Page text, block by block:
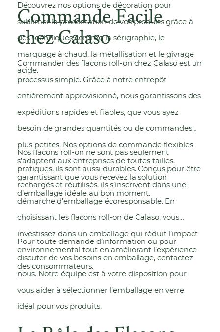
Découvrez nos options de décoration pour
sublimer la présentation de vos produits grâce à
des techniques comme la sérigraphie, le
marquage à chaud, la métallisation et le givrage
acide.
Commande Facile
chez Calaso
Commander des flacons roll-on chez Calaso est un
processus simple. Grâce à notre entrepôt
entièrement approvisionné, nous garantissons des
expéditions rapides et fiables, que vous ayez
besoin de grandes quantités ou de commandes
plus petites. Nos options de commande flexibles
s’adaptent aux entreprises de toutes tailles,
garantissant que vous recevez la solution
d’emballage idéale au bon moment.
Nos flacons roll-on ne sont pas seulement
pratiques, ils sont aussi durables. Conçus pour être
rechargés et réutilisés, ils s’inscrivent dans une
démarche d’emballage écoresponsable. En
choisissant les flacons roll-on de Calaso, vous
investissez dans un emballage qui réduit l’impact
environnemental tout en améliorant l’expérience
des consommateurs.
Pour toute demande d’information ou pour
discuter de vos besoins en emballage, contactez-
nous. Notre équipe est à votre disposition pour
vous aider à sélectionner l’emballage en verre
idéal pour vos produits.